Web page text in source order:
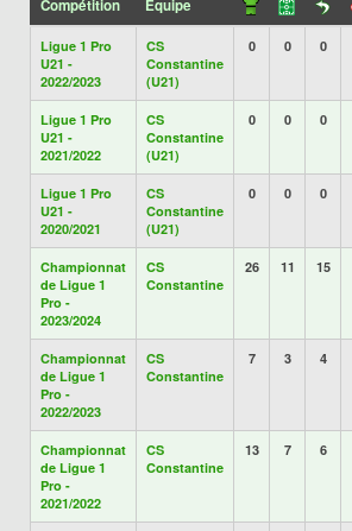
Compétition Équipe
Ligue 1 Pro
U21 -
2022/2023
CS
Constantine
(U21)
0 0 0
Ligue 1 Pro
U21 -
2021/2022
CS
Constantine
(U21)
0 0 0
Ligue 1 Pro
U21 -
2020/2021
CS
Constantine
(U21)
0 0 0
Championnat
de Ligue 1
Pro -
2023/2024
CS
Constantine
26 11 15
Championnat
de Ligue 1
Pro -
2022/2023
CS
Constantine
7 3 4
Championnat
de Ligue 1
Pro -
2021/2022
CS
Constantine
13 7 6